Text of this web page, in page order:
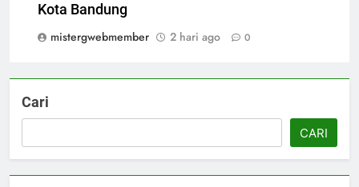
Kota Bandung
mistergwebmember
2 hari ago 0
Cari
CARI